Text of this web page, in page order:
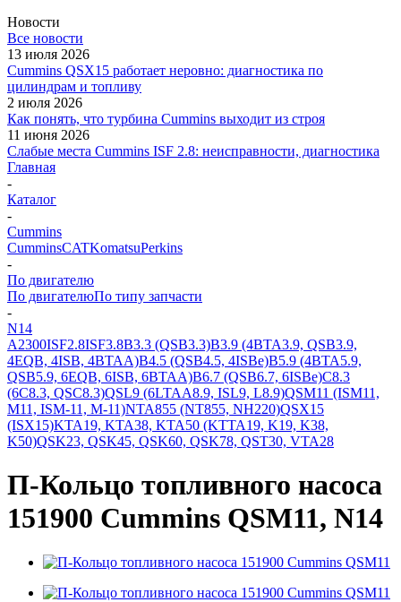
Новости
Все новости
13 июля 2026
Cummins QSX15 работает неровно: диагностика по
цилиндрам и топливу
2 июля 2026
Как понять, что турбина Cummins выходит из строя
11 июня 2026
Слабые места Cummins ISF 2.8: неисправности, диагностика
Главная
-
Каталог
-
Cummins
CumminsCATKomatsuPerkins
-
По двигателю
По двигателюПо типу запчасти
-
N14
A2300ISF2.8ISF3.8B3.3 (QSB3.3)B3.9 (4BTA3.9, QSB3.9,
4EQB, 4ISB, 4BTAA)B4.5 (QSB4.5, 4ISBe)B5.9 (4BTA5.9,
QSB5.9, 6EQB, 6ISB, 6BTAA)B6.7 (QSB6.7, 6ISBe)C8.3
(6C8.3, QSC8.3)QSL9 (6LTAA8.9, ISL9, L8.9)QSM11 (ISM11,
M11, ISM-11, M-11)NTA855 (NT855, NH220)QSX15
(ISX15)KTA19, KTA38, KTA50 (KTTA19, K19, K38,
K50)QSK23, QSK45, QSK60, QSK78, QST30, VTA28
П-Кольцо топливного насоса
151900 Cummins QSM11, N14